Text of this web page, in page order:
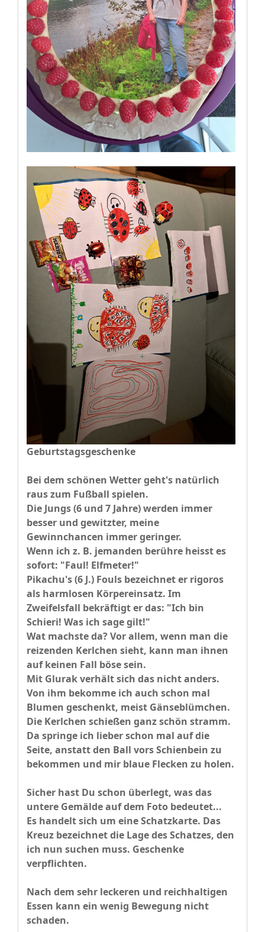
Geburtstagsgeschenke
Bei dem schönen Wetter geht's natürlich
raus zum Fußball spielen.
Die Jungs (6 und 7 Jahre) werden immer
besser und gewitzter, meine
Gewinnchancen immer geringer.
Wenn ich z. B. jemanden berühre heisst es
sofort: "Faul! Elfmeter!"
Pikachu's (6 J.) Fouls bezeichnet er rigoros
als harmlosen Körpereinsatz. Im
Zweifelsfall bekräftigt er das: "Ich bin
Schieri! Was ich sage gilt!"
Wat machste da? Vor allem, wenn man die
reizenden Kerlchen sieht, kann man ihnen
auf keinen Fall böse sein.
Mit Glurak verhält sich das nicht anders.
Von ihm bekomme ich auch schon mal
Blumen geschenkt, meist Gänseblümchen.
Die Kerlchen schießen ganz schön stramm.
Da springe ich lieber schon mal auf die
Seite, anstatt den Ball vors Schienbein zu
bekommen und mir blaue Flecken zu holen.
Sicher hast Du schon überlegt, was das
untere Gemälde auf dem Foto bedeutet...
Es handelt sich um eine Schatzkarte. Das
Kreuz bezeichnet die Lage des Schatzes, den
ich nun suchen muss. Geschenke
verpflichten.
Nach dem sehr leckeren und reichhaltigen
Essen kann ein wenig Bewegung nicht
schaden.